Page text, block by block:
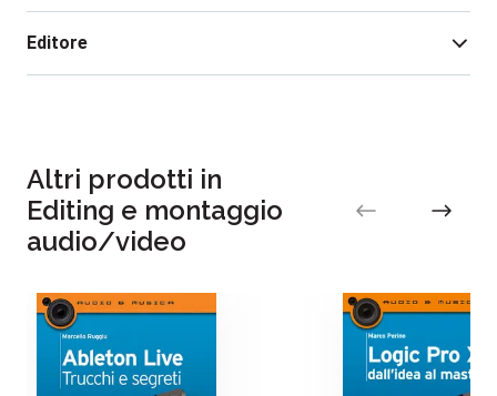
Rilegatura:
Editore
Il brand Tecniche Nuove da ormai 60 anni
promuove l’innovazione come motore della
crescita delle aziende e dei professionistiitaliani
Altri prodotti in
Editing e montaggio
audio/video